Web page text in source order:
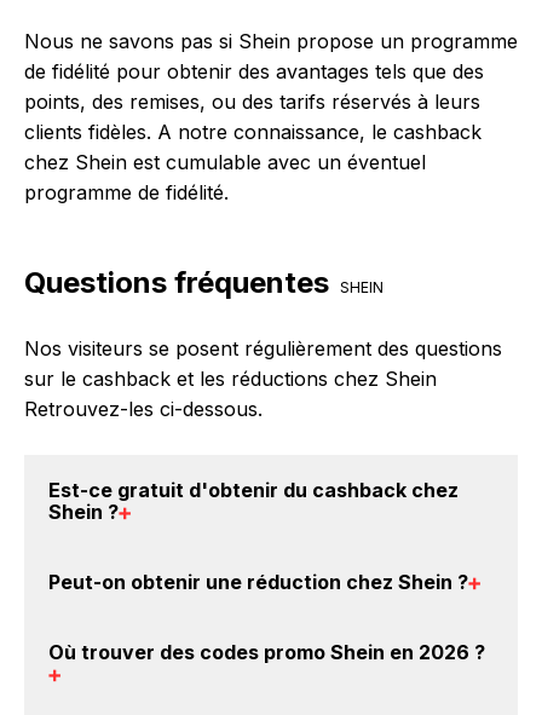
Nous ne savons pas si Shein propose un programme
de fidélité pour obtenir des avantages tels que des
points, des remises, ou des tarifs réservés à leurs
clients fidèles. A notre connaissance, le cashback
chez Shein est cumulable avec un éventuel
programme de fidélité.
Questions fréquentes SHEIN
Nos visiteurs se posent régulièrement des questions
sur le cashback et les réductions chez Shein
Retrouvez-les ci-dessous.
Est-ce gratuit d'obtenir du cashback chez
Shein ?
compte gratuitement pour cumuler vos réductions
gratuit d'obtenir du cashback chez Shein.
Peut-on obtenir une réduction chez Shein ?
crédités sur votre cagnotte BackBackBack lorsque
Où trouver des codes promo Shein en 2026 ?